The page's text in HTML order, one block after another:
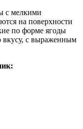
с мелкими
на поверхности
по форме ягоды
вкусу, с выраженным